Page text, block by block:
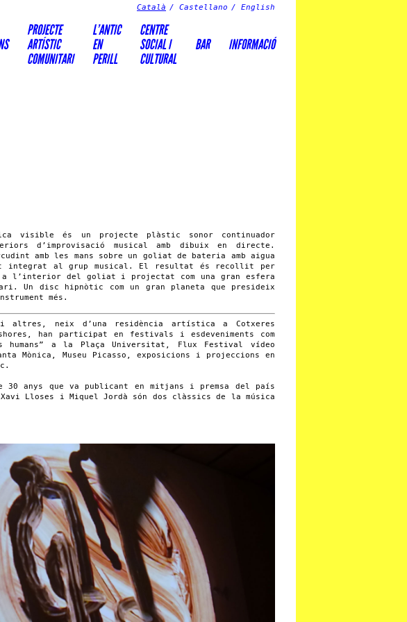
Català Castellano English
PROJECTE
ARTÍSTIC
COMUNITARI
L’ANTIC
EN
PERILL
CENTRE
SOCIAL I
CULTURAL
BAR INFORMACIÓ
visible és un projecte plàstic sonor continuador
d’improvisació musical amb dibuix en directe.
amb les mans sobre un goliat de bateria amb aigua
integrat al grup musical. El resultat és recollit per
a l’interior del goliat i projectat com una gran esfera
Un disc hipnòtic com un gran planeta que presideix
més.
i altres, neix d’una residència artística a Cotxeres
han participat en festivals i esdeveniments com
a la Plaça Universitat, Flux Festival vídeo
Mònica, Museu Picasso, exposicions i projeccions en
30 anys que va publicant en mitjans i premsa del país
Xavi Lloses i Miquel Jordà són dos clàssics de la música